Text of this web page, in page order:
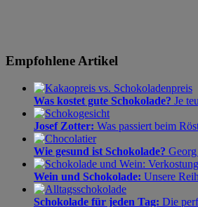
Empfohlene Artikel
Was kostet gute Schokolade? Je
Josef Zotter: Was passiert beim
Wie gesund ist Schokolade?
Wein und Schokolade: Unsere
Schokolade für jeden Tag: Die